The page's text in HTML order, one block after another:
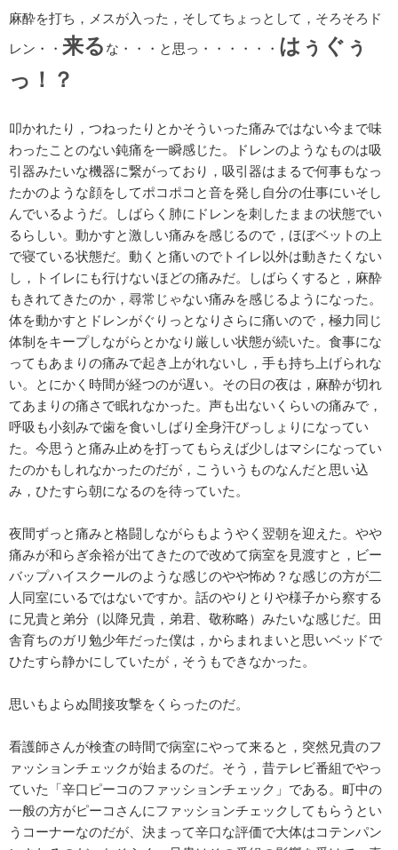
麻酔を打ち，メスが入った，そしてちょっとして，そろそろド
レン・・ 来る な・・・と思っ・・・・・・ はぅぐぅ
っ！？
叩かれたり，つねったりとかそういった痛みではない今まで味
わったことのない鈍痛を一瞬感じた。ドレンのようなものは吸
引器みたいな機器に繋がっており， 吸引器は まるで何事もなっ
たかのような顔をしてポコポコと音を発し自分の仕事にいそし
んでいるようだ。しばらく肺にドレンを刺したままの状態でい
るらしい。動かすと激しい痛みを感じるので，ほぼベットの上
で寝ている状態だ。動くと痛いのでトイレ以外は動きたくない
し，トイレにも行けないほどの痛みだ。しばらくすると，麻酔
もきれてきたのか，尋常じゃない痛みを感じるようになった。
体を動かすとドレンがぐりっとなりさらに痛いので，極力同じ
体制をキープしながらとかなり厳しい状態が続いた。食事にな
ってもあまりの痛みで起き上がれないし，手も持ち上げられな
い。とにかく時間が経つのが遅い。その日の夜は，麻酔が切れ
てあまりの痛さで眠れなかった。声も出ないくらいの痛みで，
呼吸も小刻みで歯を食いしばり全身汗びっしょりになってい
た。今思うと痛み止めを打ってもらえば少しはマシになってい
たのかもしれなかったのだが，こういうものなんだと思い込
み，ひたすら朝になるのを待っていた。
夜間ずっと痛みと格闘しながらもようやく翌朝を迎えた。やや
痛みが和らぎ余裕が出てきたので改めて病室を見渡すと，ビー
バップハイスクールのような感じのやや怖め？な感じの方が二
人同室にいるではないですか。話のやりとりや様子から察する
に兄貴と弟分（以降兄貴，弟君、敬称略）みたいな感じだ。田
舎育ちのガリ勉少年だった僕は，からまれまいと思いベッドで
ひたすら静かにしていたが，そうもできなかった。
思いもよらぬ間接攻撃をくらったのだ。
看護師さんが検査の時間で病室にやって来ると，突然兄貴のフ
ァッションチェックが始まるのだ。そう，昔テレビ番組でやっ
ていた「辛口ピーコのファッションチェック」である。町中の
一般の方がピーコさんにファッションチェックしてもらうとい
うコーナーなのだが、決まって辛口な評価で大体はコテンパン